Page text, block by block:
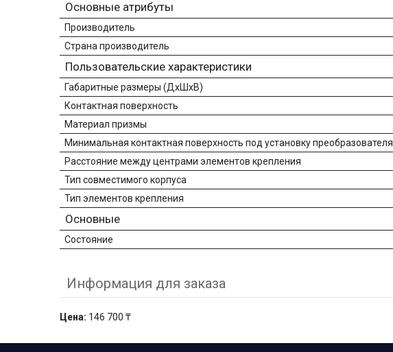
Основные атрибуты
Производитель
Страна производитель
Пользовательские характеристики
Габаритные размеры (ДхШхВ)
Контактная поверхность
Материал призмы
Минимальная контактная поверхность под установку преобразователя
Расстояние между центрами элементов крепления
Тип совместимого корпуса
Тип элементов крепления
Основные
Состояние
Информация для заказа
Цена: 146 700 ₸